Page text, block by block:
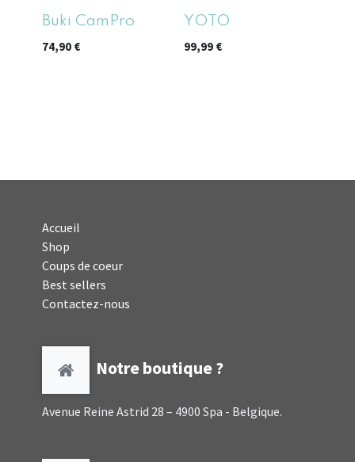
Buki CamPro
74,90 €
YOTO
99,99€
Accueil
Shop
Coups de coeur
Best sellers
Contactez-nous
Notre boutique ?
Avenue Reine Astrid 28 – 4900 Spa - Belgique.